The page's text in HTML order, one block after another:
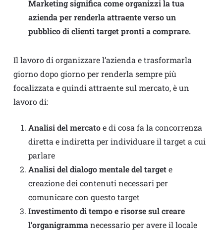
Marketing significa come organizzi la tua
azienda per renderla attraente verso un
pubblico di clienti target pronti a comprare.
Il lavoro di organizzare l’azienda e trasformarla
giorno dopo giorno per renderla sempre più
focalizzata e quindi attraente sul mercato, è un
lavoro di:
Analisi del mercatoe di cosa fa la concorrenza
diretta e indiretta per individuare il target a cui
parlare
Analisi del dialogo mentale del targete
creazione dei contenuti necessari per
comunicare con questo target
Investimento di tempo e risorse sul creare
l’organigrammanecessario per avere il locale